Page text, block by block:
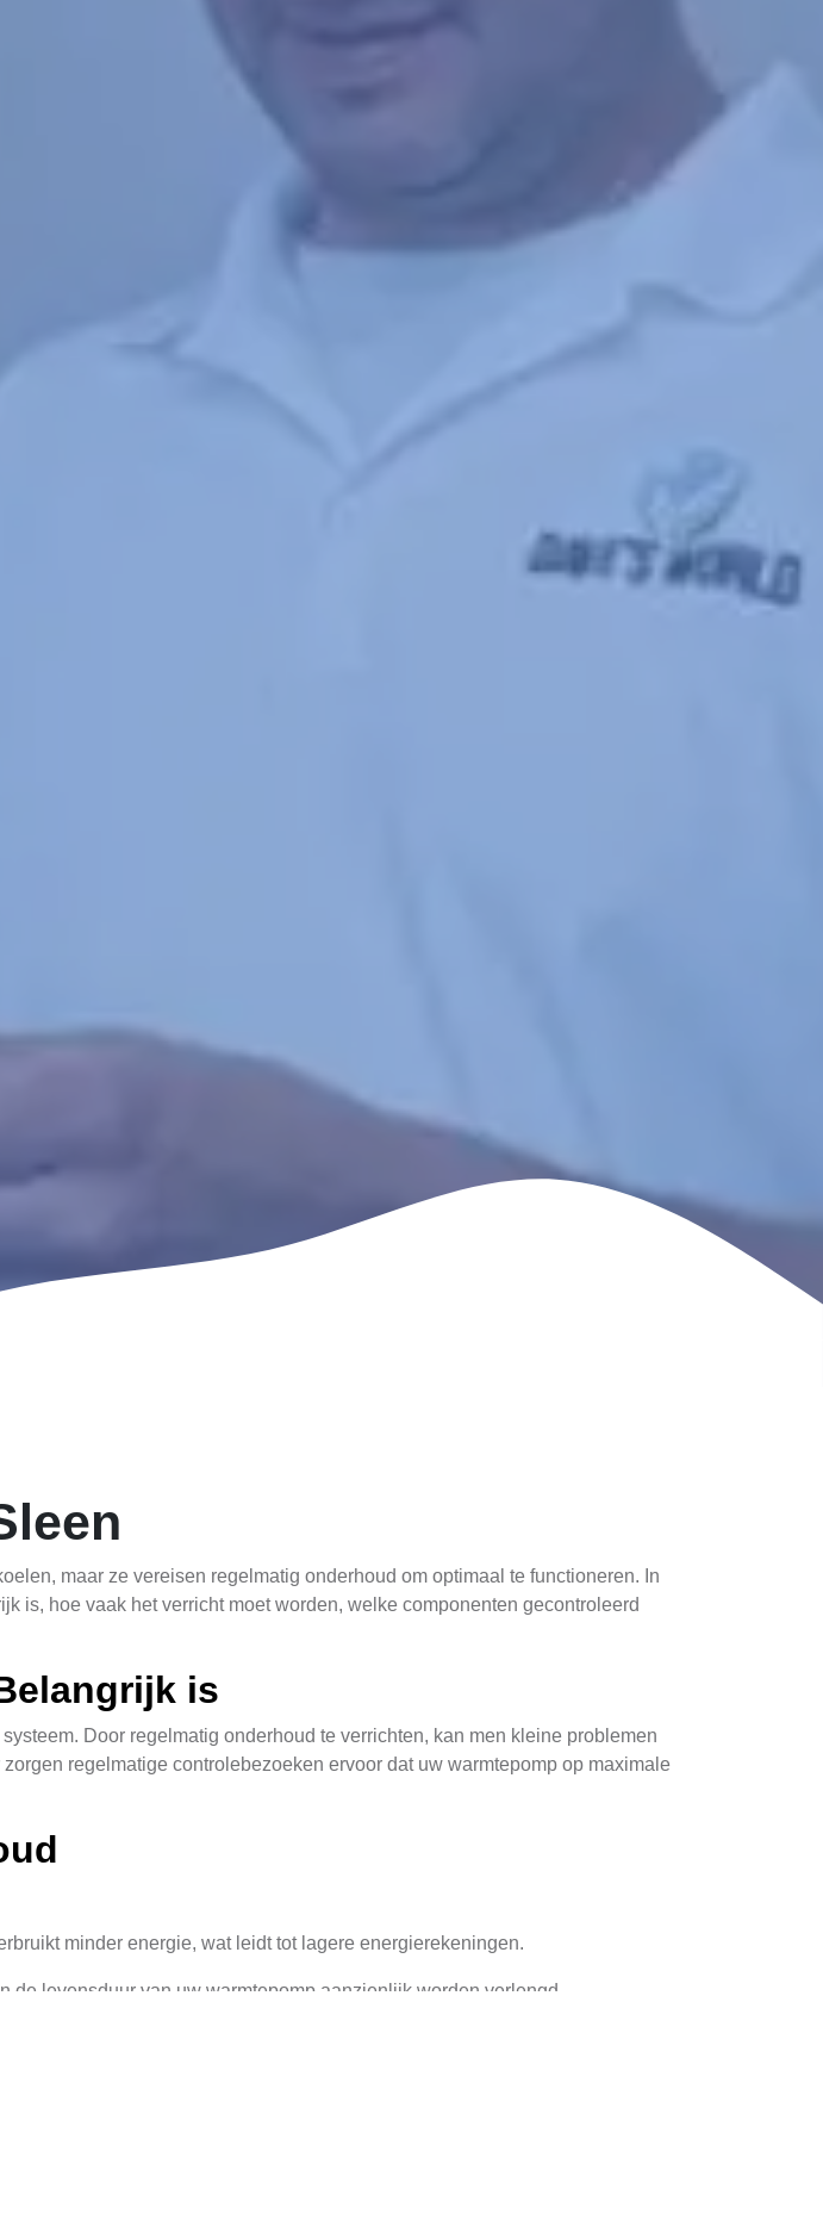
maar ze vereisen regelmatig onderhoud om optimaal te functioneren. In
is, hoe vaak het verricht moet worden, welke componenten gecontroleerd
is
Door regelmatig onderhoud te verrichten, kan men kleine problemen
regelmatige controlebezoeken ervoor dat uw warmtepomp op maximale
minder energie, wat leidt tot lagere energierekeningen.
de levensduur van uw warmtepomp aanzienlijk worden verlengd.